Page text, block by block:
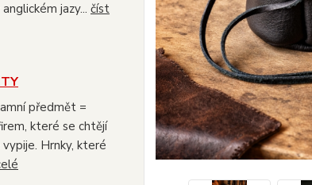
jazy... číst
předmět =
které se chtějí
Hrnky, které